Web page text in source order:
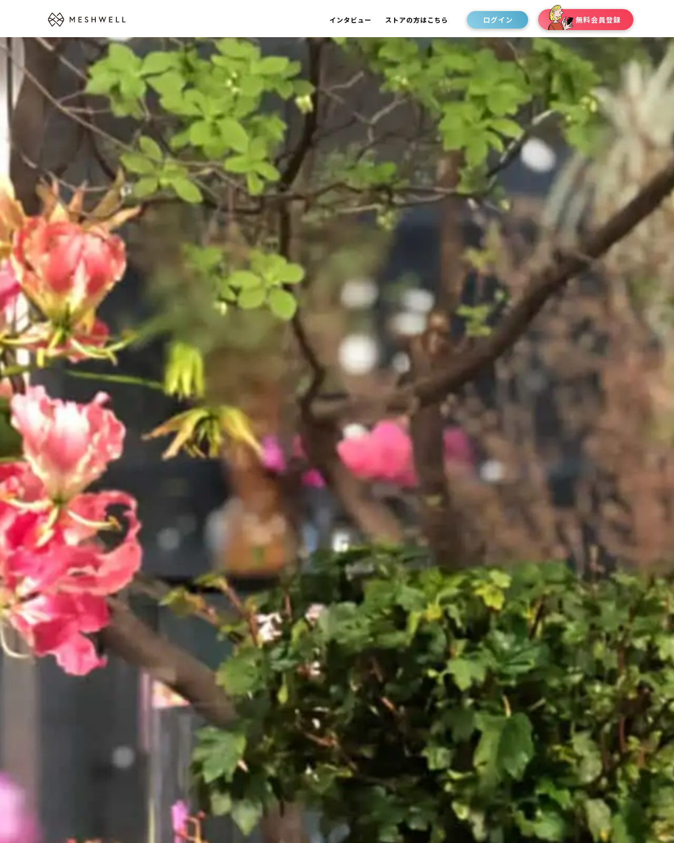
インタビュー ストアの方はこちら ログイン 無料会員登録